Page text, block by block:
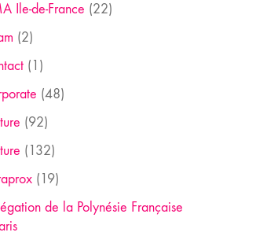
Ile-de-France (22)
(2)
(1)
(48)
(92)
(132)
(19)
de la Polynésie Française